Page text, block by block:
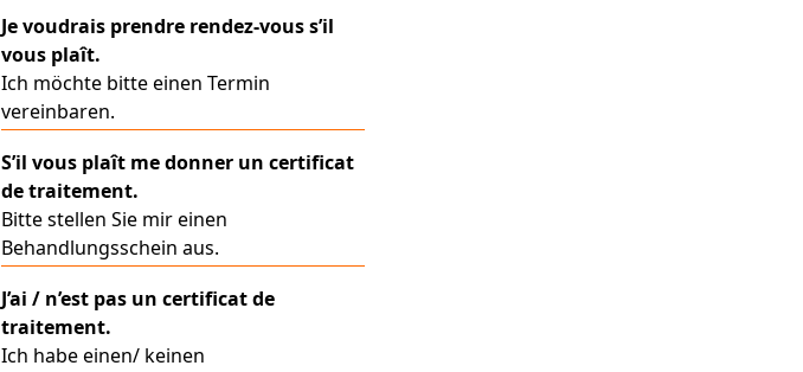
Je voudrais prendre rendez-vous s’il
vous plaît.
Ich möchte bitte einen Termin
vereinbaren.
S’il vous plaît me donner un certificat
de traitement.
Bitte stellen Sie mir einen
Behandlungsschein aus.
J’ai / n’est pas un certificat de
traitement.
Ich habe einen/ keinen